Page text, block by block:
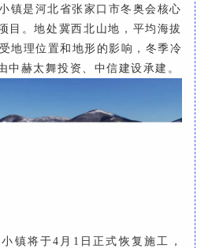
镇是河北省张家口市冬奥会核心
目。地处冀西北山地，平均海拔
地理位置和地形的影响，冬季冷
中赫太舞投资、中信建设承建。
镇将于4月1日正式恢复施工，